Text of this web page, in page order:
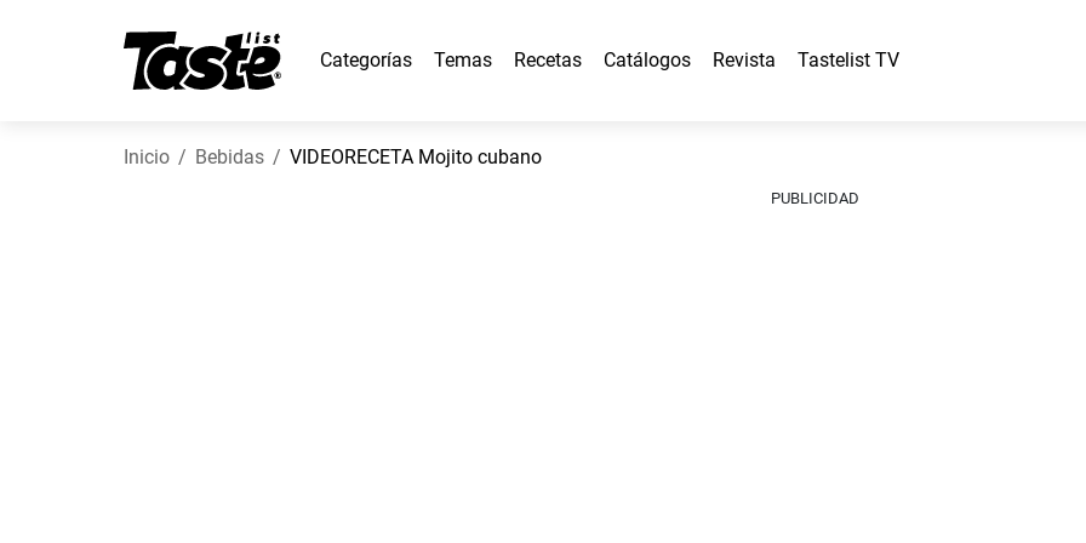
Categorías Temas Recetas Catálogos Revista Tastelist TV
Inicio Bebidas VIDEORECETA Mojito cubano
PUBLICIDAD